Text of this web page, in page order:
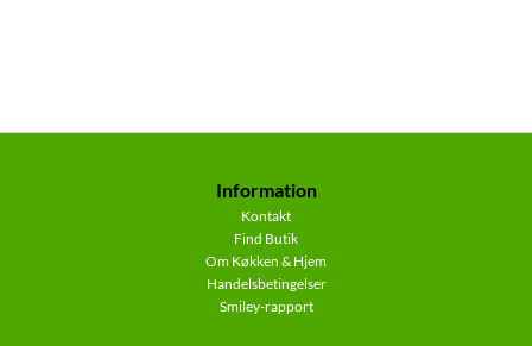
Information
Kontakt
Find Butik
Om Køkken & Hjem
Handelsbetingelser
Smiley-rapport